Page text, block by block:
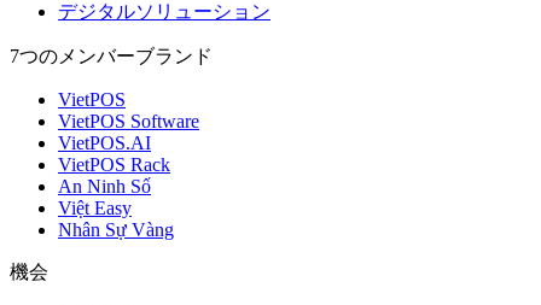
デジタルソリューション
7つのメンバーブランド
VietPOS
VietPOS Software
VietPOS.AI
VietPOS Rack
An Ninh Số
Việt Easy
Nhân Sự Vàng
機会